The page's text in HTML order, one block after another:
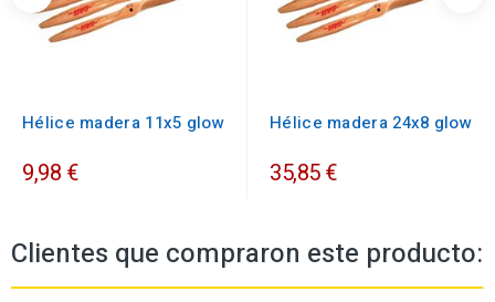
Hélice madera 11x5 glow
9,98 €
Hélice madera 24x8 glow
35,85 €
Clientes que compraron este producto: